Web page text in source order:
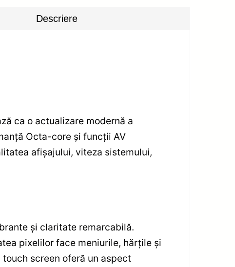
Descriere
ca o actualizare modernă a
Octa-core și funcții AV
afișajului, viteza sistemului,
și claritate remarcabilă.
pixelilor face meniurile, hărțile și
screen oferă un aspect